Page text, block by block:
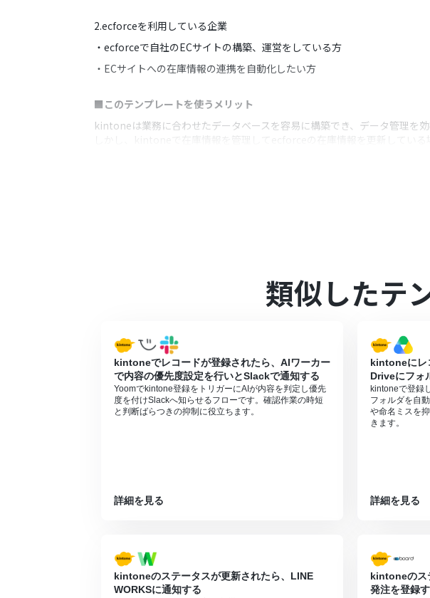
2.ecforceを利用している企業
・ecforceで自社のECサイトの構築、運営をしている方
・ECサイトへの在庫情報の連携を自動化したい方
■このテンプレートを使うメリット
kintoneは業務に合わせたデータベースを容易に構築でき、データ管理を効
しかし、kintoneで在庫情報を管理してecforceの在庫情報を更新してい
・ecforceはチームプラン・サクセスプランでのみご利用いただけるアプ
ョンやデータコネクトはエラーとなりますので、ご注意ください。
類似したテ
kintoneでレコードが登録されたら、AIワーカー
で内容の優先度設定を行いとSlackで通知する
Yoomでkintone登録をトリガーにAIが内容を判定し優先
度を付けSlackへ知らせるフローです。確認作業の時短
と判断ばらつきの抑制に役立ちます。
詳細を見る
kintoneにレ
Driveにフォ
kintoneで登録
フォルダを自
や命名ミスを
きます。
詳細を見る
kintoneのステータスが更新されたら、LINE
WORKSに通知する
kintoneのス
発注を登録